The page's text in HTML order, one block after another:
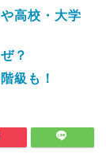
高校・大学
？
級も！